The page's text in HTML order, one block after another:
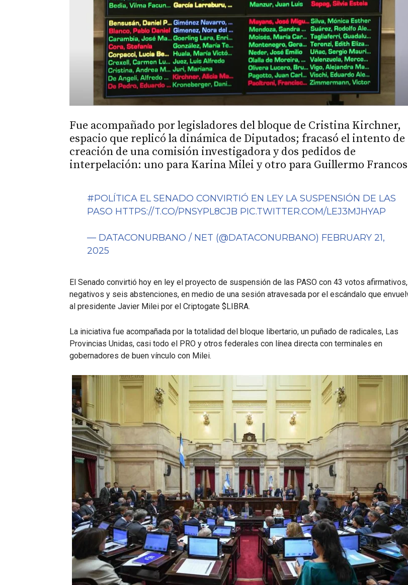
Fue acompañado por legisladores del bloque de Cristina Kirchner,
espacio que replicó la dinámica de Diputados; fracasó el intento de
creación de una comisión investigadora y dos pedidos de
interpelación: uno para Karina Milei y otro para Guillermo
#POLÍTICAEL SENADO CONVIRTIÓ EN LEY LA SUSPENSIÓN DE LAS
PASO HTTPS://T.CO/PNSYPL8CJB PIC.TWITTER.COM/LEJ3MJHYAP
— DATACONURBANO / NET (@DATACONURBANO) FEBRUARY 21,
2025
El Senado convirtió hoy en ley el proyecto de suspensión de las PASO con 43 votos
negativos y seis abstenciones, en medio de una sesión atravesada por el escándalo que
al presidente Javier Milei por el Criptogate $LIBRA.
La iniciativa fue acompañada por la totalidad del bloque libertario, un puñado de radicales, Las
Provincias Unidas, casi todo el PRO y otros federales con línea directa con terminales en
gobernadores de buen vínculo con Milei.